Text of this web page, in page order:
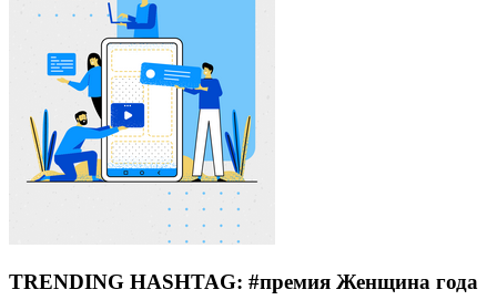
TRENDING HASHTAG: #премия Женщина года